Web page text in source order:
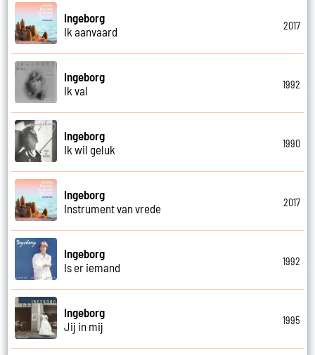
Ingeborg
Ik aanvaard
2017
Ingeborg
Ik val
1992
Ingeborg
Ik wil geluk
1990
Ingeborg
Instrument van vrede
2017
Ingeborg
Is er iemand
1992
Ingeborg
Jij in mij
1995